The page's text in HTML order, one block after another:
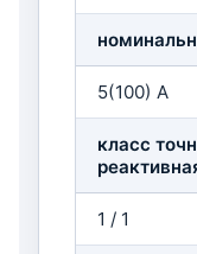
5(100) А
класс
1 / 1